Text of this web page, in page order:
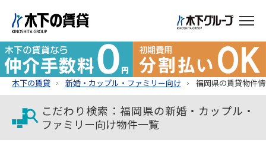
木下の賃貸 新婚・カップル・ファミリー向け 福岡県の賃貸物件
こだわり検索：福岡県の新婚・カップル・
ファミリー向け物件一覧